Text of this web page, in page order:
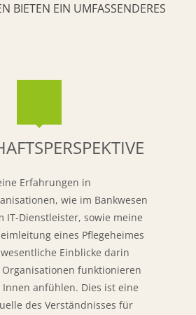
BIETEN EIN UMFASSENDERES
Erfahrungen in
wie im Bankwesen
IT-Dienstleister, sowie meine
eines Pflegeheimes
Einblicke darin
Organisationen funktionieren
anfühlen. Dies ist eine
des Verständnisses für